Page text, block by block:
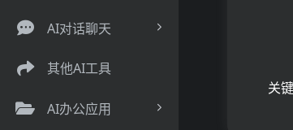
AI对话聊天
其他AI工具
AI办公应用
关